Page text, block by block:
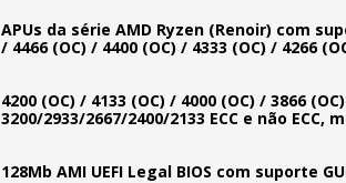
APUs da série AMD Ryzen (Renoir) com
/ 4466 (OC) / 4400 (OC) / 4333 (OC) / 4266
4200 (OC) / 4133 (OC) / 4000 (OC) / 3866
3200/2933/2667/2400/2133 ECC e não
128Mb AMI UEFI Legal BIOS com suporte